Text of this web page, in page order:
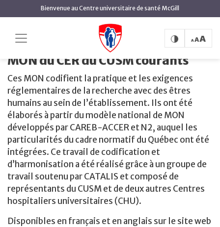
principal
Bienvenue au Centre universitaire de santé McGill
Centre d'éthique appliquée du CUSM
du CUSM courants
MON du CER du CUSM courants
Ces MON codifient la pratique et les exigences
réglementaires de la recherche avec des êtres
humains au sein de l’établissement. Ils ont été
élaborés à partir du modèle national de MON
développés par CAREB-ACCER et N2, auquel les
particularités du cadre normatif du Québec ont été
intégrées. Ce travail de codification et
d’harmonisation a été réalisé grâce à un groupe de
travail soutenu par CATALIS et composé de
représentants du CUSM et de deux autres Centres
hospitaliers universitaires (CHU).
Disponibles en français et en anglais sur le site web